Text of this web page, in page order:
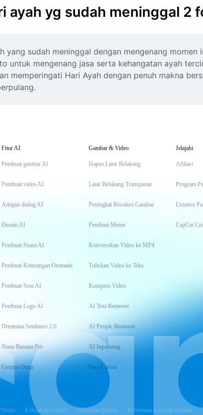
ayah yg sudah meninggal 2
yang sudah meninggal dengan mengenang
untuk mengenang jasa serta kehangatan ayah
memperingati Hari Ayah dengan penuh makna
Fitur AI
Pembuat gambar AI
Pembuat video AI
Adegan dialog AI
Desain AI
Pembuat Suara AI
Pembuat Keterangan Otomatis
Pembuat Seni AI
Pembuat Logo AI
Dreamina Seedance 2.0
Nano Banana Pro
Gemini Omni
Gambar & Video
Hapus Latar Belakang
Latar Belakang Transparan
Peningkat Resolusi Gambar
Pembuat Meme
Konversikan Video ke MP4
Tuliskan Video ke Teks
Kompres Video
AI Text Remover
AI People Remover
AI Inpainting
Face Cutout
Jelajahi
Afiliasi
Program
Creative
CapCut
Kebijakan Cookie Perjanjian Lisensi Ketentuan Layanan Kreator